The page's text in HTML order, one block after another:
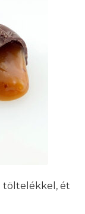
töltelékkel, ét